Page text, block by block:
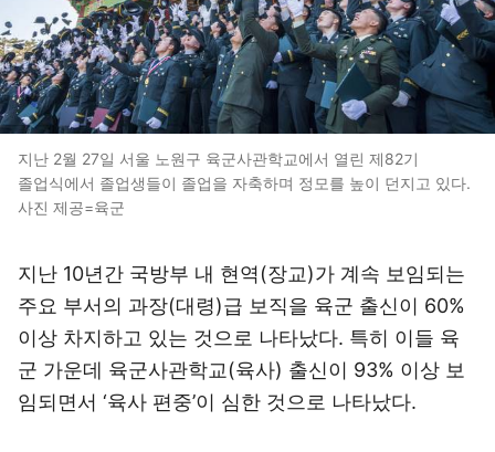
지난 2월 27일 서울 노원구 육군사관학교에서 열린 제82기
졸업식에서 졸업생들이 졸업을 자축하며 정모를 높이 던지고 있다.
사진 제공=육군
지난 10년간 국방부 내 현역(장교)가 계속 보임되는
주요 부서의 과장(대령)급 보직을 육군 출신이 60%
이상 차지하고 있는 것으로 나타났다. 특히 이들 육
군 가운데 육군사관학교(육사) 출신이 93% 이상 보
임되면서 ‘육사 편중’이 심한 것으로 나타났다.